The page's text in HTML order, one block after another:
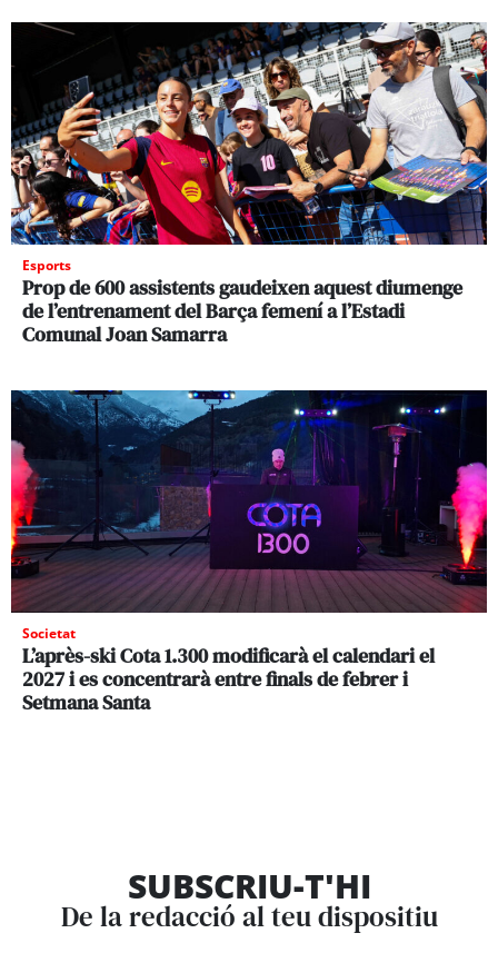
Esports
Prop de 600 assistents gaudeixen aquest diumenge
de l’entrenament del Barça femení a l’Estadi
Comunal Joan Samarra
Societat
L’après-ski Cota 1.300 modificarà el calendari el
2027 i es concentrarà entre finals de febrer i
Setmana Santa
SUBSCRIU-T'HI
De la redacció al teu dispositiu